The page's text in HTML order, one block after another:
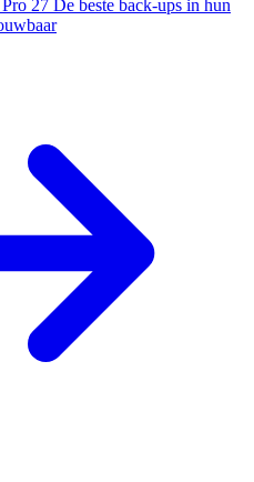
27 De beste back-ups in hun